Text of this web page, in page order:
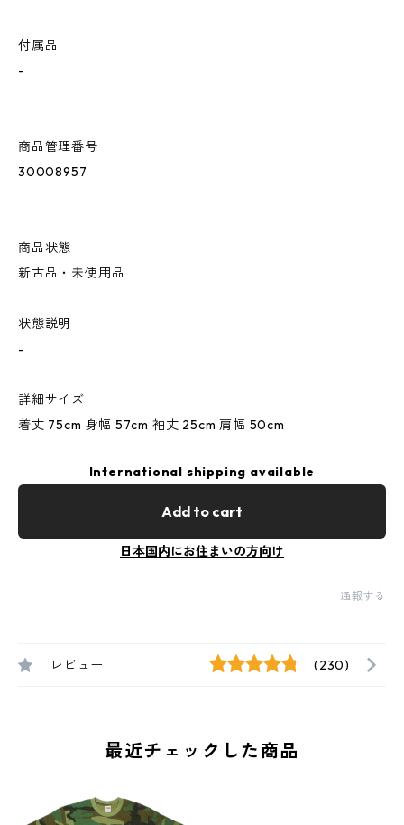
付属品
-
商品管理番号
30008957
商品状態
新古品・未使用品
状態説明
-
詳細サイズ
着丈 75cm 身幅 57cm 袖丈 25cm 肩幅 50cm
International shipping available
Add to cart
日本国内にお住まいの方向け
通報する
レビュー (230)
最近チェックした商品